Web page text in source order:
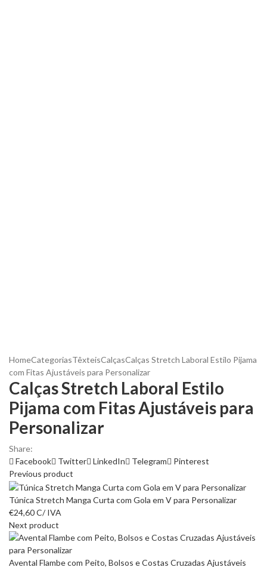
HomeCategoriasTêxteisCalçasCalças Stretch Laboral Estilo Pijama
com Fitas Ajustáveis para Personalizar
Calças Stretch Laboral Estilo
Pijama com Fitas Ajustáveis para
Personalizar
Share:
Facebook
Twitter LinkedIn Telegram
Pinterest
Previous product
Túnica Stretch Manga Curta com Gola em V para Personalizar
€24,60C/ IVA
Next product
Avental Flambe com Peito, Bolsos e Costas Cruzadas Ajustáveis